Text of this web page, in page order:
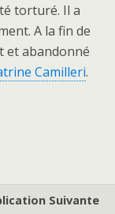
torturé. Il a
A la fin de
et abandonné
Camilleri.
Suivante